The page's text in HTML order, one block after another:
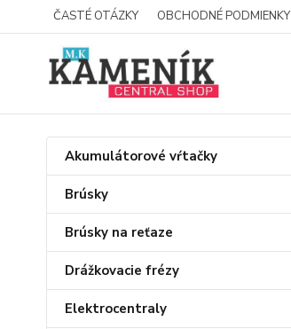
ČASTÉ OTÁZKY OBCHODNÉ PODMIENKY
Akumulátorové vŕtačky
Brúsky
Brúsky na reťaze
Drážkovacie frézy
Elektrocentraly